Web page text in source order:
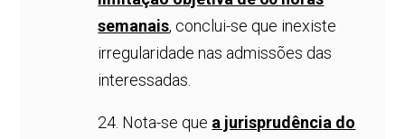
semanais, conclui-se que inexiste
irregularidade nas admissões das
interessadas.
24. Nota-se que a jurisprudência do